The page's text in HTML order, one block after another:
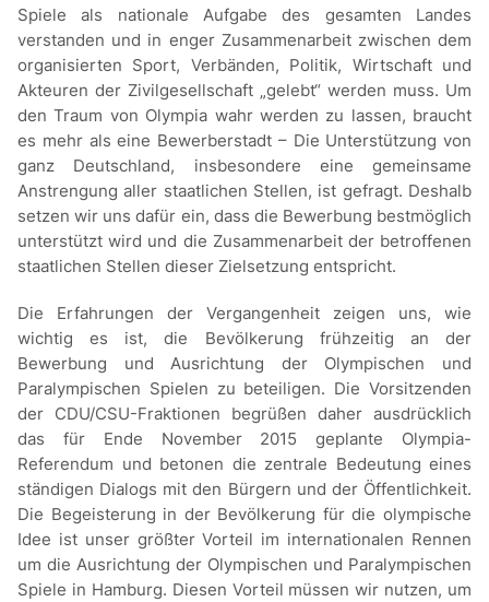
Spiele als nationale Aufgabe des gesamten Landes
verstanden und in enger Zusammenarbeit zwischen dem
organisierten Sport, Verbänden, Politik, Wirtschaft und
Akteuren der Zivilgesellschaft „gelebt“ werden muss. Um
den Traum von Olympia wahr werden zu lassen, braucht
es mehr als eine Bewerberstadt – Die Unterstützung von
ganz Deutschland, insbesondere eine gemeinsame
Anstrengung aller staatlichen Stellen, ist gefragt. Deshalb
setzen wir uns dafür ein, dass die Bewerbung bestmöglich
unterstützt wird und die Zusammenarbeit der betroffenen
staatlichen Stellen dieser Zielsetzung entspricht.
Die Erfahrungen der Vergangenheit zeigen uns, wie
wichtig es ist, die Bevölkerung frühzeitig an der
Bewerbung und Ausrichtung der Olympischen und
Paralympischen Spielen zu beteiligen. Die Vorsitzenden
der CDU/CSU-Fraktionen begrüßen daher ausdrücklich
das für Ende November 2015 geplante Olympia-
Referendum und betonen die zentrale Bedeutung eines
ständigen Dialogs mit den Bürgern und der Öffentlichkeit.
Die Begeisterung in der Bevölkerung für die olympische
Idee ist unser größter Vorteil im internationalen Rennen
um die Ausrichtung der Olympischen und Paralympischen
Spiele in Hamburg. Diesen Vorteil müssen wir nutzen, um